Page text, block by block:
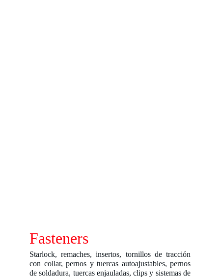
Fasteners
Starlock, remaches, insertos, tornillos de tracción
con collar, pernos y tuercas autoajustables, pernos
de soldadura, tuercas enjauladas, clips y sistemas de